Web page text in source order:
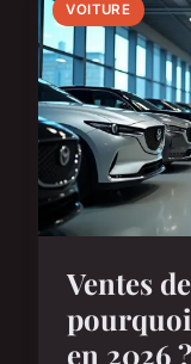
VOITURE
Ventes
en 2026 ?